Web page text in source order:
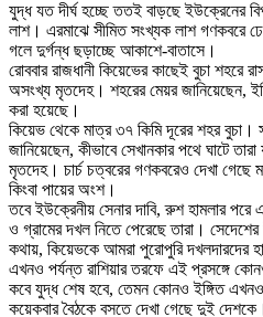
যুদ্ধ যত দীর্ঘ হচ্ছে ততই বাড়ছে ইউক্রেনের
লাশ। এরমাঝে সীমিত সংখ্যক লাশ গণকবরে
গলে দুর্গন্ধ ছড়াচ্ছে আকাশে-বাতাসে।
রোববার রাজধানী কিয়েভের কাছেই বুচা শহরে
অসংখ্য মৃতদেহ। শহরের মেয়র জানিয়েছেন,
করা হয়েছে।
কিয়েভ থেকে মাত্র ৩৭ কিমি দূরের শহর বুচা।
জানিয়েছেন, কীভাবে সেখানকার পথে ঘাটে
মৃতদেহ। চার্চ চত্বরের গণকবরেও দেখা গেছে
কিংবা পায়ের অংশ।
তবে ইউক্রেনীয় সেনার দাবি, রুশ হামলার
ও গ্রামের দখল নিতে পেরেছে তারা। সেদেশের
কথায়, কিয়েভকে আমরা পুরোপুরি দখলদারদের
এখনও পর্যন্ত রাশিয়ার তরফে এই প্রসঙ্গে
কবে যুদ্ধ শেষ হবে, তেমন কোনও ইঙ্গিত
কয়েকবার বৈঠকে বসতে দেখা গেছে দুই